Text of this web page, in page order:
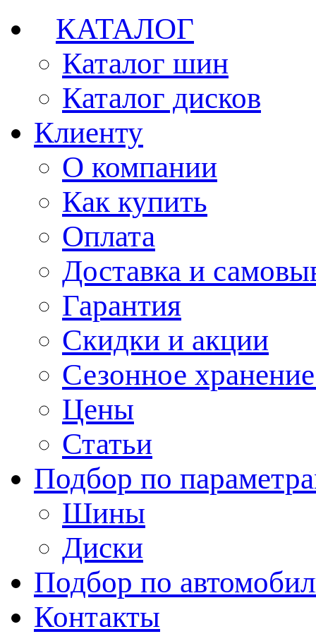
КАТАЛОГ
Каталог шин
Каталог дисков
Клиенту
О компании
Как купить
Оплата
Доставка и
Гарантия
Скидки и акции
Сезонное
Цены
Статьи
Подбор по
Шины
Диски
Подбор по
Контакты